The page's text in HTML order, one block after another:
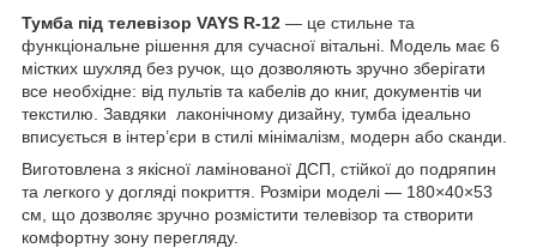
Тумба під телевізор VAYS R-12 — це стильне та
функціональне рішення для сучасної вітальні. Модель має 6
містких шухляд без ручок, що дозволяють зручно зберігати
все необхідне: від пультів та кабелів до книг, документів чи
текстилю. Завдяки лаконічному дизайну, тумба ідеально
вписується в інтер’єри в стилі мінімалізм, модерн або сканди.
Виготовлена з якісної ламінованої ДСП, стійкої до подряпин
та легкого у догляді покриття. Розміри моделі — 180×40×53
см, що дозволяє зручно розмістити телевізор та створити
комфортну зону перегляду.